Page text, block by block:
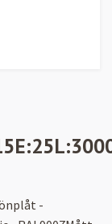
-